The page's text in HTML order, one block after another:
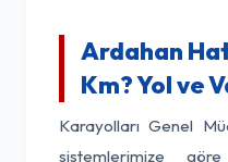
Ardahan
Km? Yol ve
Karayolları Genel
sistemlerimize